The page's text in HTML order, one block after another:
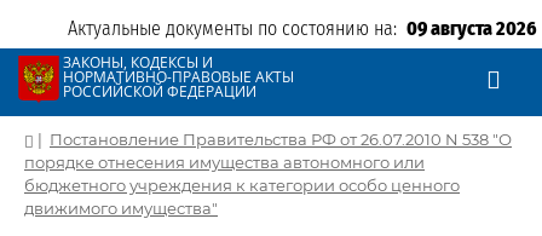
Актуальные документы по состоянию на: 09 августа 2026
ЗАКОНЫ, КОДЕКСЫ И
НОРМАТИВНО-ПРАВОВЫЕ АКТЫ
РОССИЙСКОЙ ФЕДЕРАЦИИ
| Постановление Правительства РФ от 26.07.2010 N 538 "О
порядке отнесения имущества автономного или
бюджетного учреждения к категории особо ценного
движимого имущества"